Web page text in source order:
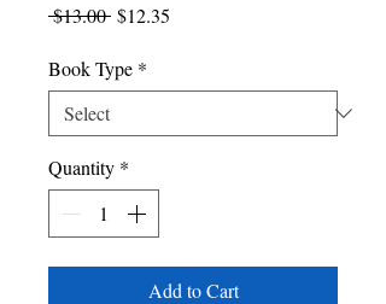
$13.00 Regular
$12.35
Book Type *
Quantity *
Add to Cart